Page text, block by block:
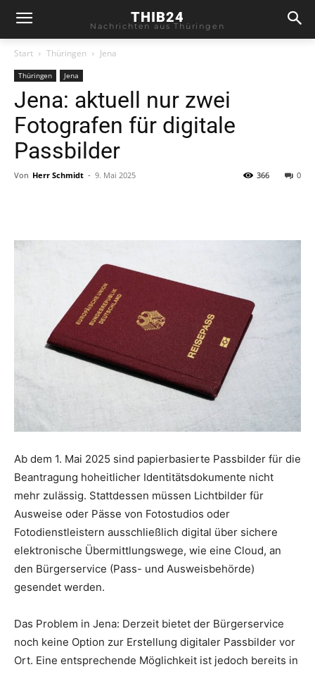
THIB24
Nachrichten aus Thüringen
Start Thüringen Jena
Thüringen Jena
Jena: aktuell nur zwei
Fotografen für digitale
Passbilder
Von Herr Schmidt - 9. Mai 2025 0
366
Ab dem 1. Mai 2025 sind papierbasierte Passbilder für die
Beantragung hoheitlicher Identitätsdokumente nicht
mehr zulässig. Stattdessen müssen Lichtbilder für
Ausweise oder Pässe von Fotostudios oder
Fotodienstleistern ausschließlich digital über sichere
elektronische Übermittlungswege, wie eine Cloud, an
den Bürgerservice (Pass- und Ausweisbehörde)
gesendet werden.
Das Problem in Jena: Derzeit bietet der Bürgerservice
noch keine Option zur Erstellung digitaler Passbilder vor
Ort. Eine entsprechende Möglichkeit ist jedoch bereits in